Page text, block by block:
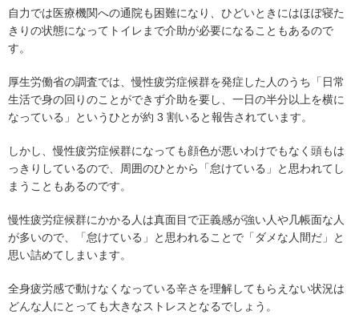
自力では医療機関への通院も困難になり、ひどいときにはほぼ寝た
きりの状態になってトイレまで介助が必要になることもあるので
す。
厚生労働省の調査では、慢性疲労症候群を発症した人のうち「日常
生活で身の回りのことができず介助を要し、一日の半分以上を横に
なっている」というひとが約 3 割いると報告されています。
しかし、慢性疲労症候群になっても顔色が悪いわけでもなく頭もは
っきりしているので、周囲のひとから「怠けている」と思われてし
まうこともあるのです。
慢性疲労症候群にかかる人は真面目で正義感が強い人や几帳面な人
が多いので、「怠けている」と思われることで「ダメな人間だ」と
思い詰めてしまいます。
全身疲労感で動けなくなっている辛さを理解してもらえない状況は
どんな人にとっても大きなストレスとなるでしょう。